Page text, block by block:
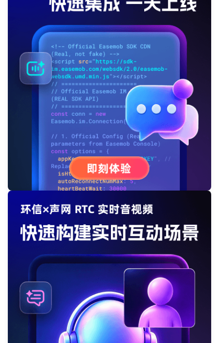
我已阅读并同意 通讯云服务条款 通讯云隐私政策
提交
不了，谢谢
登录客服云